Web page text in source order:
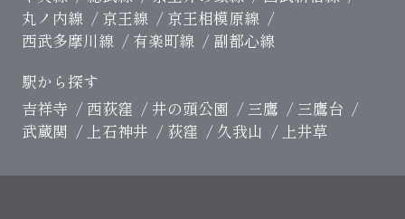
丸ノ内線
京王線
京王相模原線
西武多摩川線
有楽町線
副都心線
駅から探す
吉祥寺
西荻窪 井の頭公園 三鷹
三鷹台
武蔵関
上石神井 荻窪 久我山 上井草